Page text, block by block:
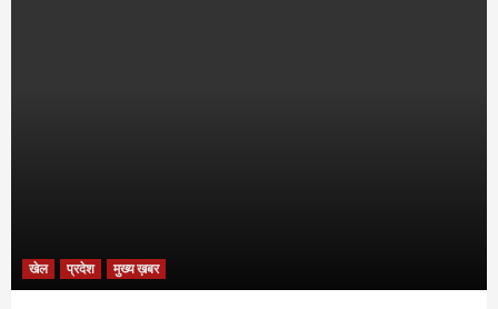
खेल प्रदेश मुख्य ख़बर